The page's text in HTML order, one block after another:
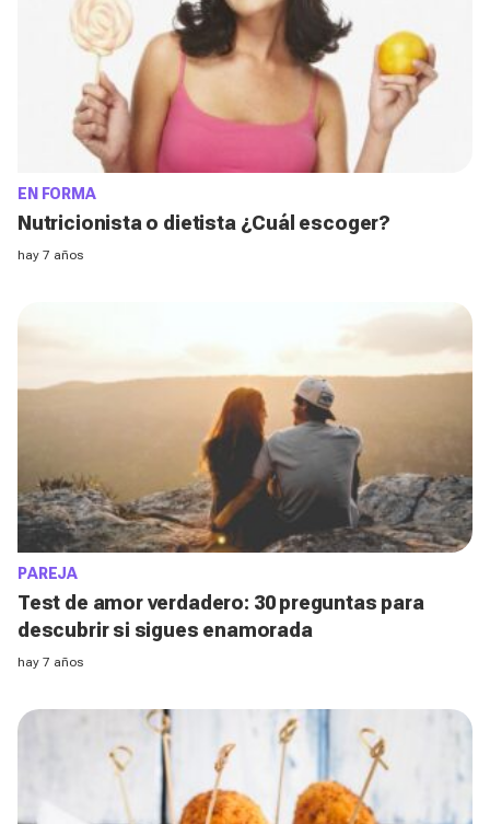
EN FORMA
Nutricionista o dietista ¿Cuál escoger?
hay 7 años
PAREJA
Test de amor verdadero: 30 preguntas para
descubrir si sigues enamorada
hay 7 años